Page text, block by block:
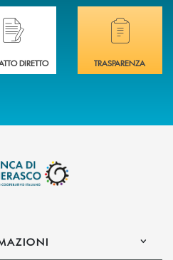
filiali . di assistenza immediata?
DIRETTO
Hai bisogno di
TRASPARENZA